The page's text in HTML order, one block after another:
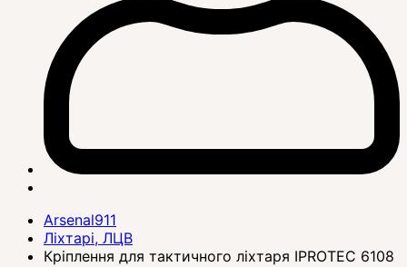
Arsenal911
Ліхтарі, ЛЦВ
Кріплення для тактичного ліхтаря IPROTEC 6108